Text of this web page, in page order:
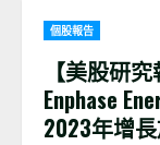
個股報告
【美股研
Enphase
2023年增